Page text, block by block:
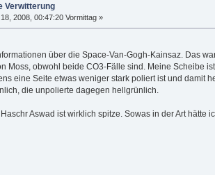
Verwitterung
2008, 00:47:20 Vormittag »
über die Space-Van-Gogh-Kainsaz. Das
Moss, obwohl beide CO3-Fälle sind. Meine Scheibe
eine Seite etwas weniger stark poliert ist und damit
die unpolierte dagegen hellgrünlich.
Aswad ist wirklich spitze. Sowas in der Art